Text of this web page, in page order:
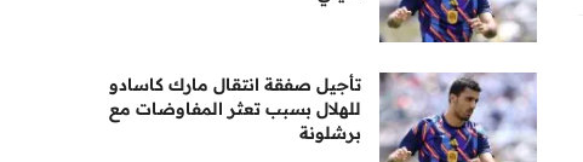
تأجيل صفقة انتقال مارك كاسادو
للهلال بسبب تعثر المفاوضات مع
برشلونة